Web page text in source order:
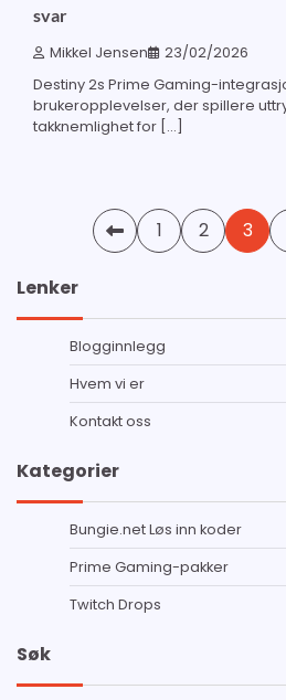
svar
Mikkel Jensen 23/02/2026
Destiny 2s Prime Gaming-
brukeropplevelser, der spillere
takknemlighet for […]
1 2 3
Lenker
Blogginnlegg
Hvem vi er
Kontakt oss
Kategorier
Bungie.net Løs inn koder
Prime Gaming-pakker
Twitch Drops
Søk